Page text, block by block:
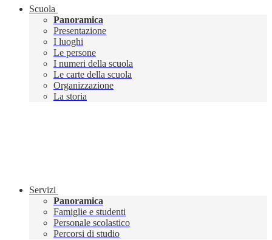
Scuola
Panoramica
Presentazione
I luoghi
Le persone
I numeri della scuola
Le carte della scuola
Organizzazione
La storia
Servizi
Panoramica
Famiglie e studenti
Personale scolastico
Percorsi di studio